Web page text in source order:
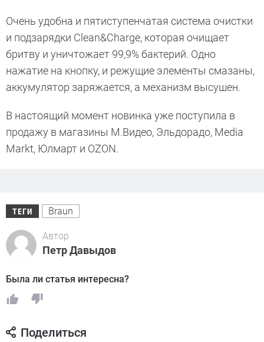
Очень удобна и пятиступенчатая система очистки
и подзарядки Clean&Charge, которая очищает
бритву и уничтожает 99,9% бактерий. Одно
нажатие на кнопку, и режущие элементы смазаны,
аккумулятор заряжается, а механизм высушен.
В настоящий момент новинка уже поступила в
продажу в магазины М.Видео, Эльдорадо, Media
Markt, Юлмарт и OZON.
ТЕГИ Braun
Автор
Петр Давыдов
Была ли статья интересна?
Поделиться